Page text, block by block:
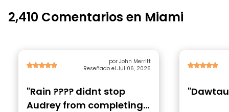
2,410 Comentarios en Miami
por John Merritt
Reseñado el Jul 06, 2026
"Rain ???? didnt stop
Audrey from completing